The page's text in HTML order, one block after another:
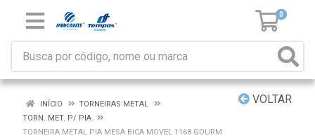
0
VOLTAR
INÍCIO
TORNEIRAS METAL
TORN. MET. P/ PIA
TORNEIRA METAL PIA MESA BICA MOVEL 1168 GOURM